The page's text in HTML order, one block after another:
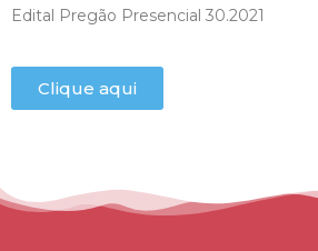
Edital Pregão Presencial 30.2021
Clique aqui